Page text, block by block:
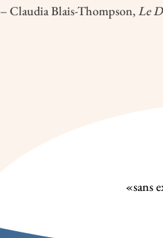
– Claudia Blais-Thompson,Le
«sans